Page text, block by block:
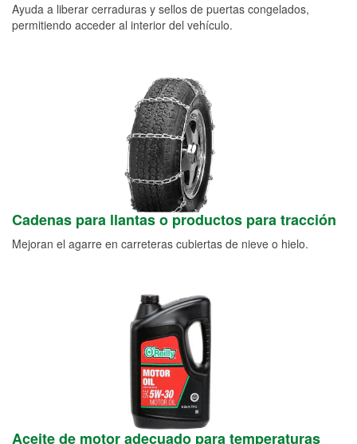
Ayuda a liberar cerraduras y sellos de puertas congelados,
permitiendo acceder al interior del vehículo.
Cadenas para llantas o productos para tracción
Mejoran el agarre en carreteras cubiertas de nieve o hielo.
Aceite de motor adecuado para temperaturas